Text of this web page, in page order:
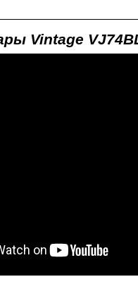
Vintage